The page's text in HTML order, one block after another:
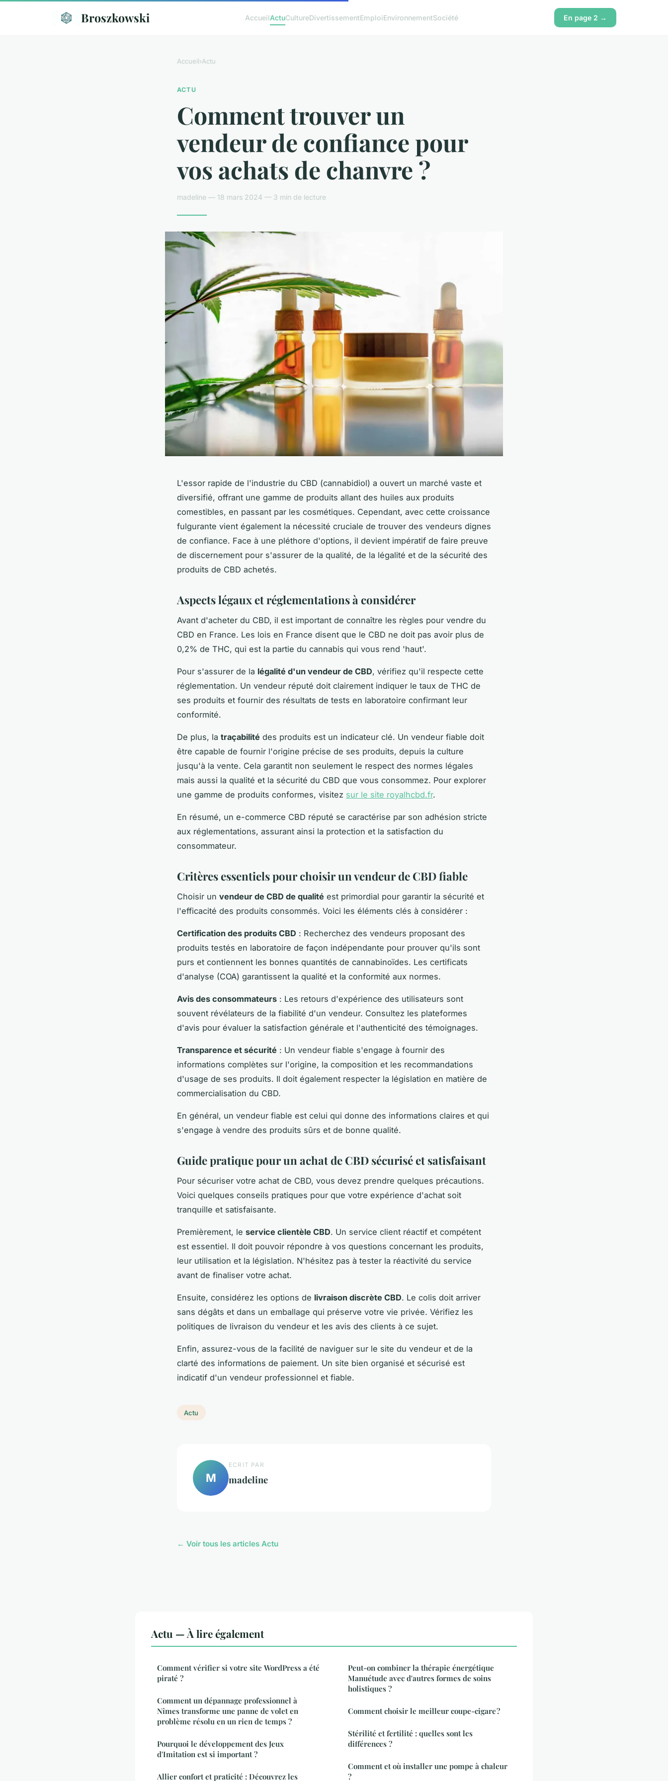
Broszkowski AccueilActuCultureDivertissementEmploiEnvironnementSociété En page 2 →
Accueil›Actu
ACTU
Comment trouver un
vendeur de confiance pour
vos achats de chanvre ?
madeline — 18 mars 2024 — 3 min de lecture
L'essor rapide de l'industrie du CBD (cannabidiol) a ouvert un marché vaste et
diversifié, offrant une gamme de produits allant des huiles aux produits
comestibles, en passant par les cosmétiques. Cependant, avec cette croissance
fulgurante vient également la nécessité cruciale de trouver des vendeurs dignes
de confiance. Face à une pléthore d'options, il devient impératif de faire preuve
de discernement pour s'assurer de la qualité, de la légalité et de la sécurité des
produits de CBD achetés.
Aspects légaux et réglementations à considérer
Avant d'acheter du CBD, il est important de connaître les règles pour vendre du
CBD en France. Les lois en France disent que le CBD ne doit pas avoir plus de
0,2% de THC, qui est la partie du cannabis qui vous rend 'haut'.
Pour s'assurer de la légalité d'un vendeur de CBD, vérifiez qu'il respecte cette
réglementation. Un vendeur réputé doit clairement indiquer le taux de THC de
ses produits et fournir des résultats de tests en laboratoire confirmant leur
conformité.
De plus, la traçabilité des produits est un indicateur clé. Un vendeur fiable doit
être capable de fournir l'origine précise de ses produits, depuis la culture
jusqu'à la vente. Cela garantit non seulement le respect des normes légales
mais aussi la qualité et la sécurité du CBD que vous consommez. Pour explorer
une gamme de produits conformes, visitez sur le site royalhcbd.fr.
En résumé, un e-commerce CBD réputé se caractérise par son adhésion stricte
aux réglementations, assurant ainsi la protection et la satisfaction du
consommateur.
Critères essentiels pour choisir un vendeur de CBD fiable
Choisir un vendeur de CBD de qualité est primordial pour garantir la sécurité et
l'efficacité des produits consommés. Voici les éléments clés à considérer :
Certification des produits CBD : Recherchez des vendeurs proposant des
produits testés en laboratoire de façon indépendante pour prouver qu'ils sont
purs et contiennent les bonnes quantités de cannabinoïdes. Les certificats
d'analyse (COA) garantissent la qualité et la conformité aux normes.
Avis des consommateurs : Les retours d'expérience des utilisateurs sont
souvent révélateurs de la fiabilité d'un vendeur. Consultez les plateformes
d'avis pour évaluer la satisfaction générale et l'authenticité des témoignages.
Transparence et sécurité : Un vendeur fiable s'engage à fournir des
informations complètes sur l'origine, la composition et les recommandations
d'usage de ses produits. Il doit également respecter la législation en matière de
commercialisation du CBD.
En général, un vendeur fiable est celui qui donne des informations claires et qui
s'engage à vendre des produits sûrs et de bonne qualité.
Guide pratique pour un achat de CBD sécurisé et satisfaisant
Pour sécuriser votre achat de CBD, vous devez prendre quelques précautions.
Voici quelques conseils pratiques pour que votre expérience d'achat soit
tranquille et satisfaisante.
Premièrement, le service clientèle CBD. Un service client réactif et compétent
est essentiel. Il doit pouvoir répondre à vos questions concernant les produits,
leur utilisation et la législation. N'hésitez pas à tester la réactivité du service
avant de finaliser votre achat.
Ensuite, considérez les options de livraison discrète CBD. Le colis doit arriver
sans dégâts et dans un emballage qui préserve votre vie privée. Vérifiez les
politiques de livraison du vendeur et les avis des clients à ce sujet.
Enfin, assurez-vous de la facilité de naviguer sur le site du vendeur et de la
clarté des informations de paiement. Un site bien organisé et sécurisé est
indicatif d'un vendeur professionnel et fiable.
Actu
M
ECRIT PAR
madeline
← Voir tous les articles Actu
Actu — À lire également
Comment vérifier si votre site WordPress a été
piraté ?
Comment un dépannage professionnel à
Nîmes transforme une panne de volet en
problème résolu en un rien de temps ?
Pourquoi le développement des Jeux
d'Imitation est si important ?
Allier confort et praticité : Découvrez les
Peut-on combiner la thérapie énergétique
Manuétude avec d'autres formes de soins
holistiques ?
Comment choisir le meilleur coupe-cigare ?
Stérilité et fertilité : quelles sont les
différences ?
Comment et où installer une pompe à chaleur
?